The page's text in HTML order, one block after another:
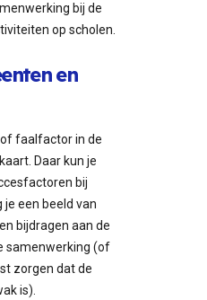
bij de
op scholen.
en
faalfactor in de
Daar kun je
bij
je een beeld van
bijdragen aan de
samenwerking (of
zorgen dat de
is).